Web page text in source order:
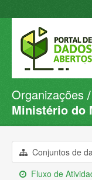
Conjuntos de
Organizações
Sobre
Organizações
Ministério do
Conjuntos de
Fluxo de